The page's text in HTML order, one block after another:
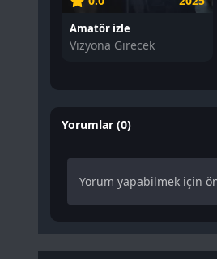
Amatör izle
Vizyona Girecek
Yorumlar (0)
Yorum yapabilmek için